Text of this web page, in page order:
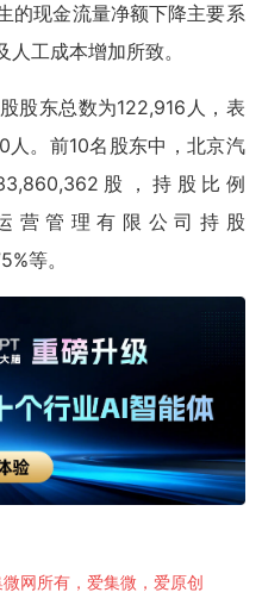
的现金流量净额下降主要系
工成本增加所致。
股东总数为122,916人，表
人。前10名股东中，北京汽
股，持股比例
营管理有限公司持股
等。
网所有，爱集微，爱原创